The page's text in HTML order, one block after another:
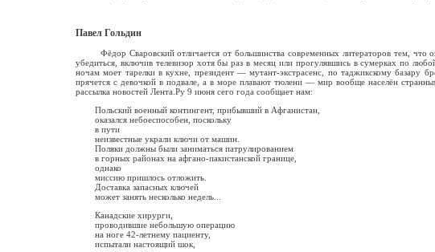
Павел Гольдин
Фёдор Сваровский отличается от большинства современных литераторов тем, что
убедиться, включив телевизор хотя бы раз в месяц или прогулявшись в сумерках по
ночам моет тарелки в кухне, президент — мутант-экстрасенс, по таджикскому базару
прячется с девочкой в подвале, а в море плавают тюлени — мир вообще населён
рассылка новостей Лента.Ру 9 июня сего года сообщает нам:
Польский военный контингент, прибывший в Афганистан,
оказался небоеспособен, поскольку
в пути
неизвестные украли ключи от машин.
Поляки должны были заниматься патрулированием
в горных районах на афгано-пакистанской границе,
однако
миссию пришлось отложить.
Доставка запасных ключей
может занять несколько недель...
Канадские хирурги,
проводившие небольшую операцию
на ноге 42-летнему пациенту,
испытали настоящий шок,